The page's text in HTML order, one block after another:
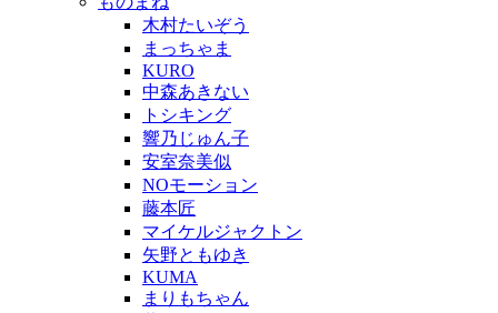
木村たいぞう
まっちゃま
KURO
中森あきない
トシキング
響乃じゅん子
安室奈美似
NOモーション
藤本匠
マイケルジャクトン
矢野ともゆき
KUMA
まりもちゃん